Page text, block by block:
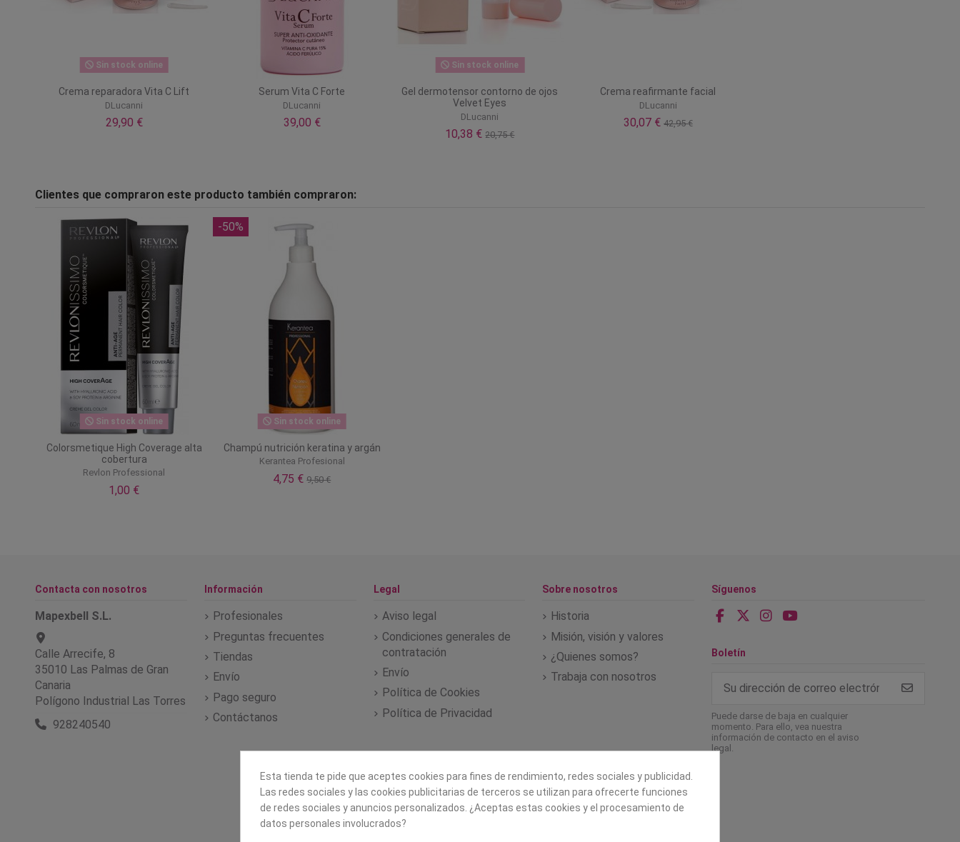
Sin stock online
Crema reparadora Vita C Lift
DLucanni
29,90 €
Serum Vita C Forte
DLucanni
39,00 €
Sin stock online
Gel dermotensor contorno de ojos
Velvet Eyes
DLucanni
10,38 €20,75 €
Crema reafirmante facial
DLucanni
30,07 € 42,95 €
Clientes que compraron este producto también compraron:
Sin stock online
Colorsmetique High Coverage alta
cobertura
Revlon Professional
1,00 €
-50%
Sin stock online
Champú nutrición keratina y argán
Kerantea Profesional
4,75 €9,50 €
Contacta con nosotros
Mapexbell S.L.
Calle Arrecife, 8
35010 Las Palmas de Gran
Canaria
Polígono Industrial Las Torres
928240540
Información
Profesionales
Preguntas frecuentes
Tiendas
Envío
Pago seguro
Contáctanos
Legal
Aviso legal
Condiciones generales de
contratación
Envío
Política de Cookies
Política de Privacidad
Sobre nosotros
Historia
Misión, visión y valores
¿Quienes somos?
Trabaja con nosotros
Síguenos
Boletín
Puede darse de baja en cualquier
momento. Para ello, vea nuestra
información de contacto en el aviso
legal.
Esta tienda te pide que aceptes cookies para fines de rendimiento, redes sociales y publicidad.
Las redes sociales y las cookies publicitarias de terceros se utilizan para ofrecerte funciones
de redes sociales y anuncios personalizados. ¿Aceptas estas cookies y el procesamiento de
datos personales involucrados?